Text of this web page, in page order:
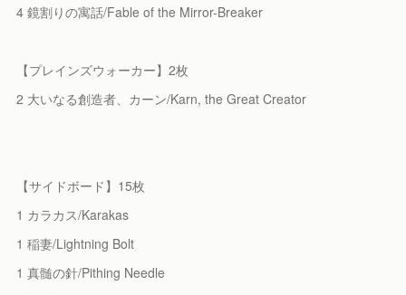
4 鏡割りの寓話/Fable of the Mirror-Breaker
【プレインズウォーカー】2枚
2 大いなる創造者、カーン/Karn, the Great Creator
【サイドボード】15枚
1 カラカス/Karakas
1 稲妻/Lightning Bolt
1 真髄の針/Pithing Needle